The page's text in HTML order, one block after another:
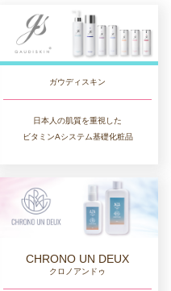
ガウディスキン
日本人の肌質を重視した
ビタミンAシステム基礎化粧品
CHRONO UN DEUX
クロノアンドゥ